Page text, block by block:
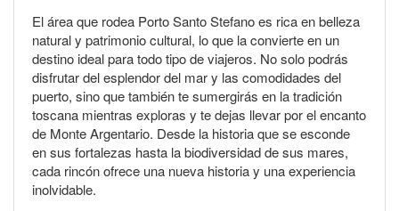
El área que rodea Porto Santo Stefano es rica en belleza
natural y patrimonio cultural, lo que la convierte en un
destino ideal para todo tipo de viajeros. No solo podrás
disfrutar del esplendor del mar y las comodidades del
puerto, sino que también te sumergirás en la tradición
toscana mientras exploras y te dejas llevar por el encanto
de Monte Argentario. Desde la historia que se esconde
en sus fortalezas hasta la biodiversidad de sus mares,
cada rincón ofrece una nueva historia y una experiencia
inolvidable.